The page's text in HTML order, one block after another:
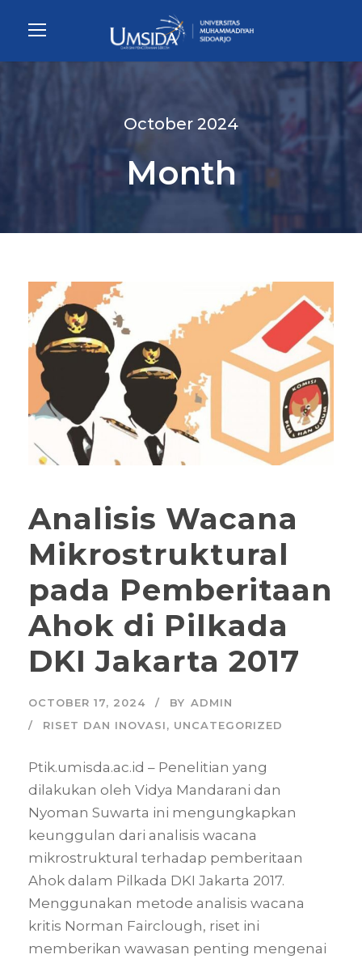
October 2024
Month
Analisis Wacana
Mikrostruktural
pada Pemberitaan
Ahok di Pilkada
DKI Jakarta 2017
OCTOBER 17, 2024 BY ADMIN
RISET DAN INOVASI, UNCATEGORIZED
Ptik.umisda.ac.id – Penelitian yang
dilakukan oleh Vidya Mandarani dan
Nyoman Suwarta ini mengungkapkan
keunggulan dari analisis wacana
mikrostruktural terhadap pemberitaan
Ahok dalam Pilkada DKI Jakarta 2017.
Menggunakan metode analisis wacana
kritis Norman Fairclough, riset ini
memberikan wawasan penting mengenai